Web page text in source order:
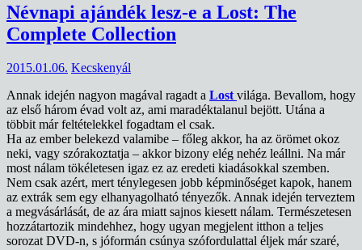
Névnapi ajándék lesz-e a Lost: The
Complete Collection
2015.01.06. Kecskenyál
Annak idején nagyon magával ragadt a Lostvilága. Bevallom, hogy
az első három évad volt az, ami maradéktalanul bejött. Utána a
többit már feltételekkel fogadtam el csak.
Ha az ember belekezd valamibe – főleg akkor, ha az örömet okoz
neki, vagy szórakoztatja – akkor bizony elég nehéz leállni. Na már
most nálam tökéletesen igaz ez az eredeti kiadásokkal szemben.
Nem csak azért, mert ténylegesen jobb képminőséget kapok, hanem
az extrák sem egy elhanyagolható tényezők. Annak idején terveztem
a megvásárlását, de az ára miatt sajnos kiesett nálam. Természetesen
hozzátartozik mindehhez, hogy ugyan megjelent itthon a teljes
sorozat DVD-n, s jóformán csúnya szófordulattal éljek már szaré,